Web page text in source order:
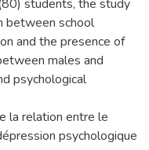
students, the study
between school
and the presence of
males and
psychological
la relation entre le
psychologique